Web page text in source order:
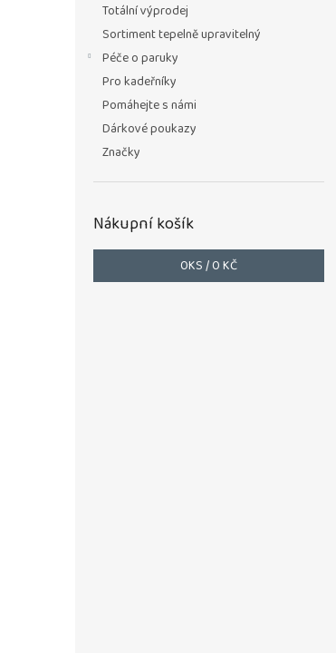
Totální výprodej
Sortiment tepelně upravitelný
Péče o paruky
Pro kadeřníky
Pomáhejte s námi
Dárkové poukazy
Značky
Nákupní košík
0KS /0 KČ